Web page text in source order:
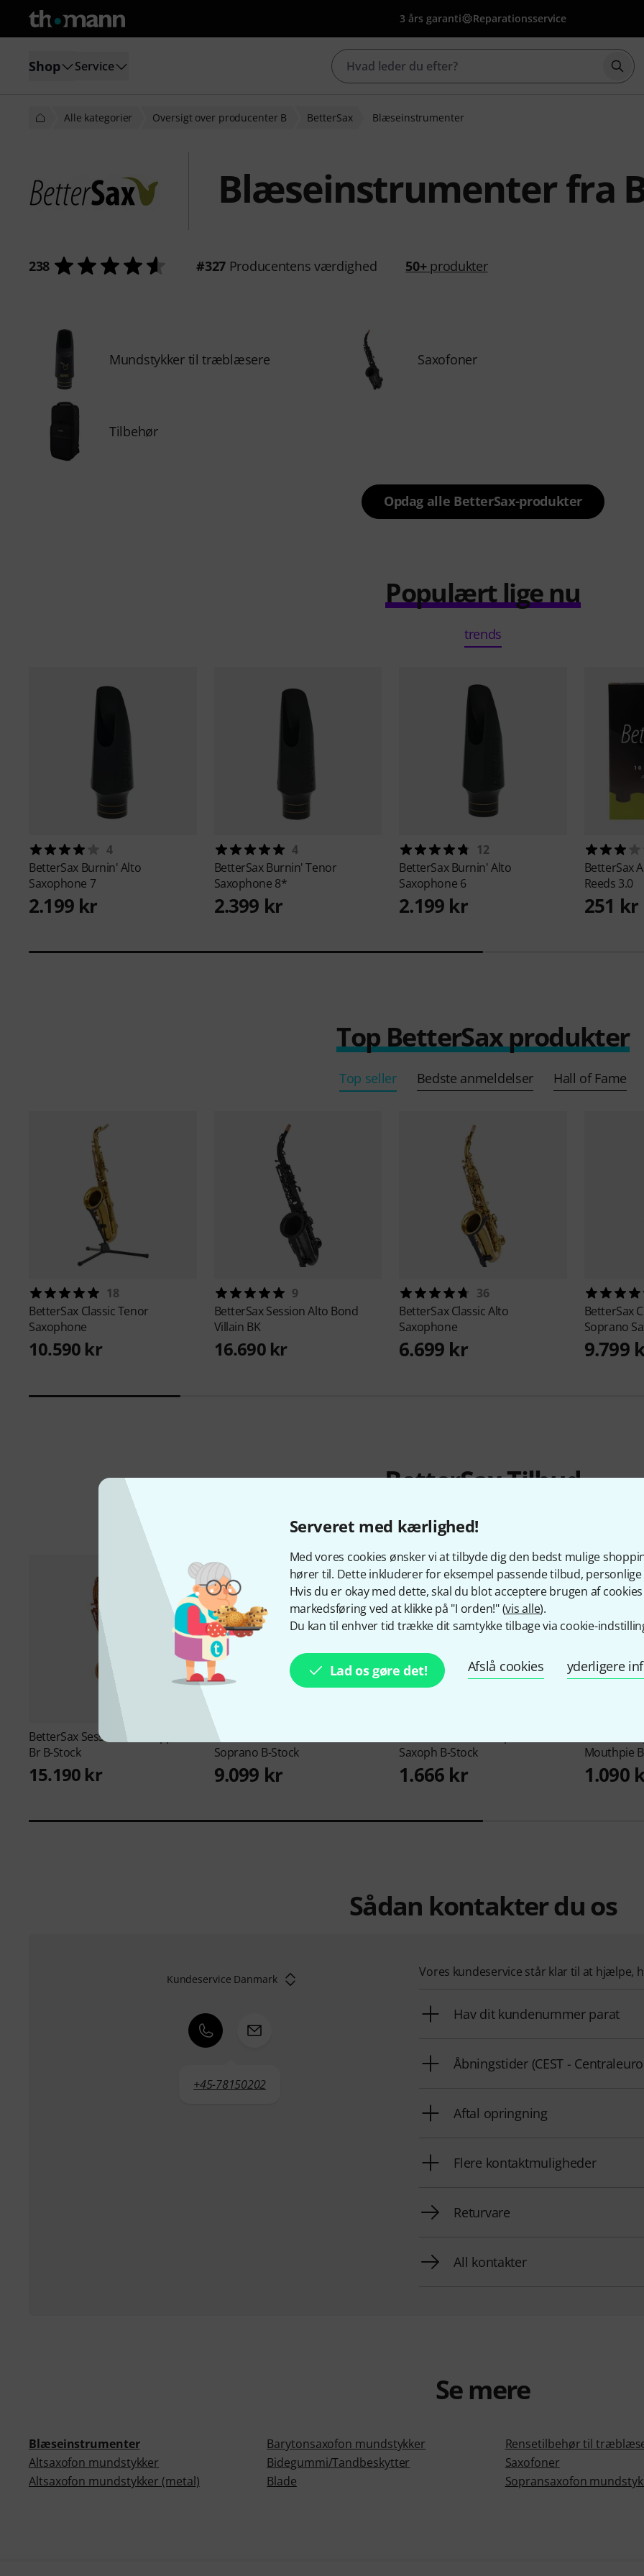
Serveret med kærlighed!
Med vores cookies ønsker vi at tilbyde dig den bedst mulige
hører til. Dette inkluderer for eksempel passende tilbud,
Hvis du er okay med dette, skal du blot acceptere brugen af
markedsføring ved at klikke på "I orden!" (vis alle).
Du kan til enhver tid trække dit samtykke tilbage via cookie-
Lad os gøre det! Afslå cookies yderligere
3 års garanti Reparationsservice
Shop Service
Alle kategorier Oversigt over producenter B BetterSax Blæseinstrumenter
Blæseinstrumenter fra
238 #327Producentens værdighed 50+produkter
Mundstykker til træblæsere Saxofoner
Tilbehør
Opdag alle BetterSax-produkter
Populært lige nu
trends
4
BetterSax Burnin' Alto
Saxophone 7
2.199 kr
4
BetterSaxBurnin' Tenor
Saxophone 8*
2.399 kr
12
BetterSaxBurnin' Alto
Saxophone 6
2.199 kr
BetterSax
Reeds 3.0
251 kr
Top BetterSax produkter
Top seller Bedste anmeldelser Hall of Fame
18
BetterSax Classic Tenor
Saxophone
10.590 kr
9
BetterSaxSession Alto Bond
Villain BK
16.690 kr
36
BetterSaxClassic Alto
Saxophone
6.699 kr
BetterSax
Soprano
9.799
BetterSax Tilbud
Blow-Outs
BetterSax Session Alto Copper
Br B-Stock
15.190 kr
BetterSax
Soprano B-Stock
9.099 kr
Saxoph B-Stock
1.666 kr
Mouthpie
1.090
Sådan kontakter du os
Kundeservice Danmark
+45-78150202
Vores kundeservice står klar til at hjælpe,
Hav dit kundenummer parat
Åbningstider (CEST -
Aftal opringning
Flere kontaktmuligheder
Returvare
All kontakter
Se mere
Blæseinstrumenter
Altsaxofon mundstykker
Altsaxofon mundstykker (metal)
Barytonsaxofon mundstykker
Bidegummi/Tandbeskytter
Blade
Rensetilbehør til
Saxofoner
Sopransaxofon